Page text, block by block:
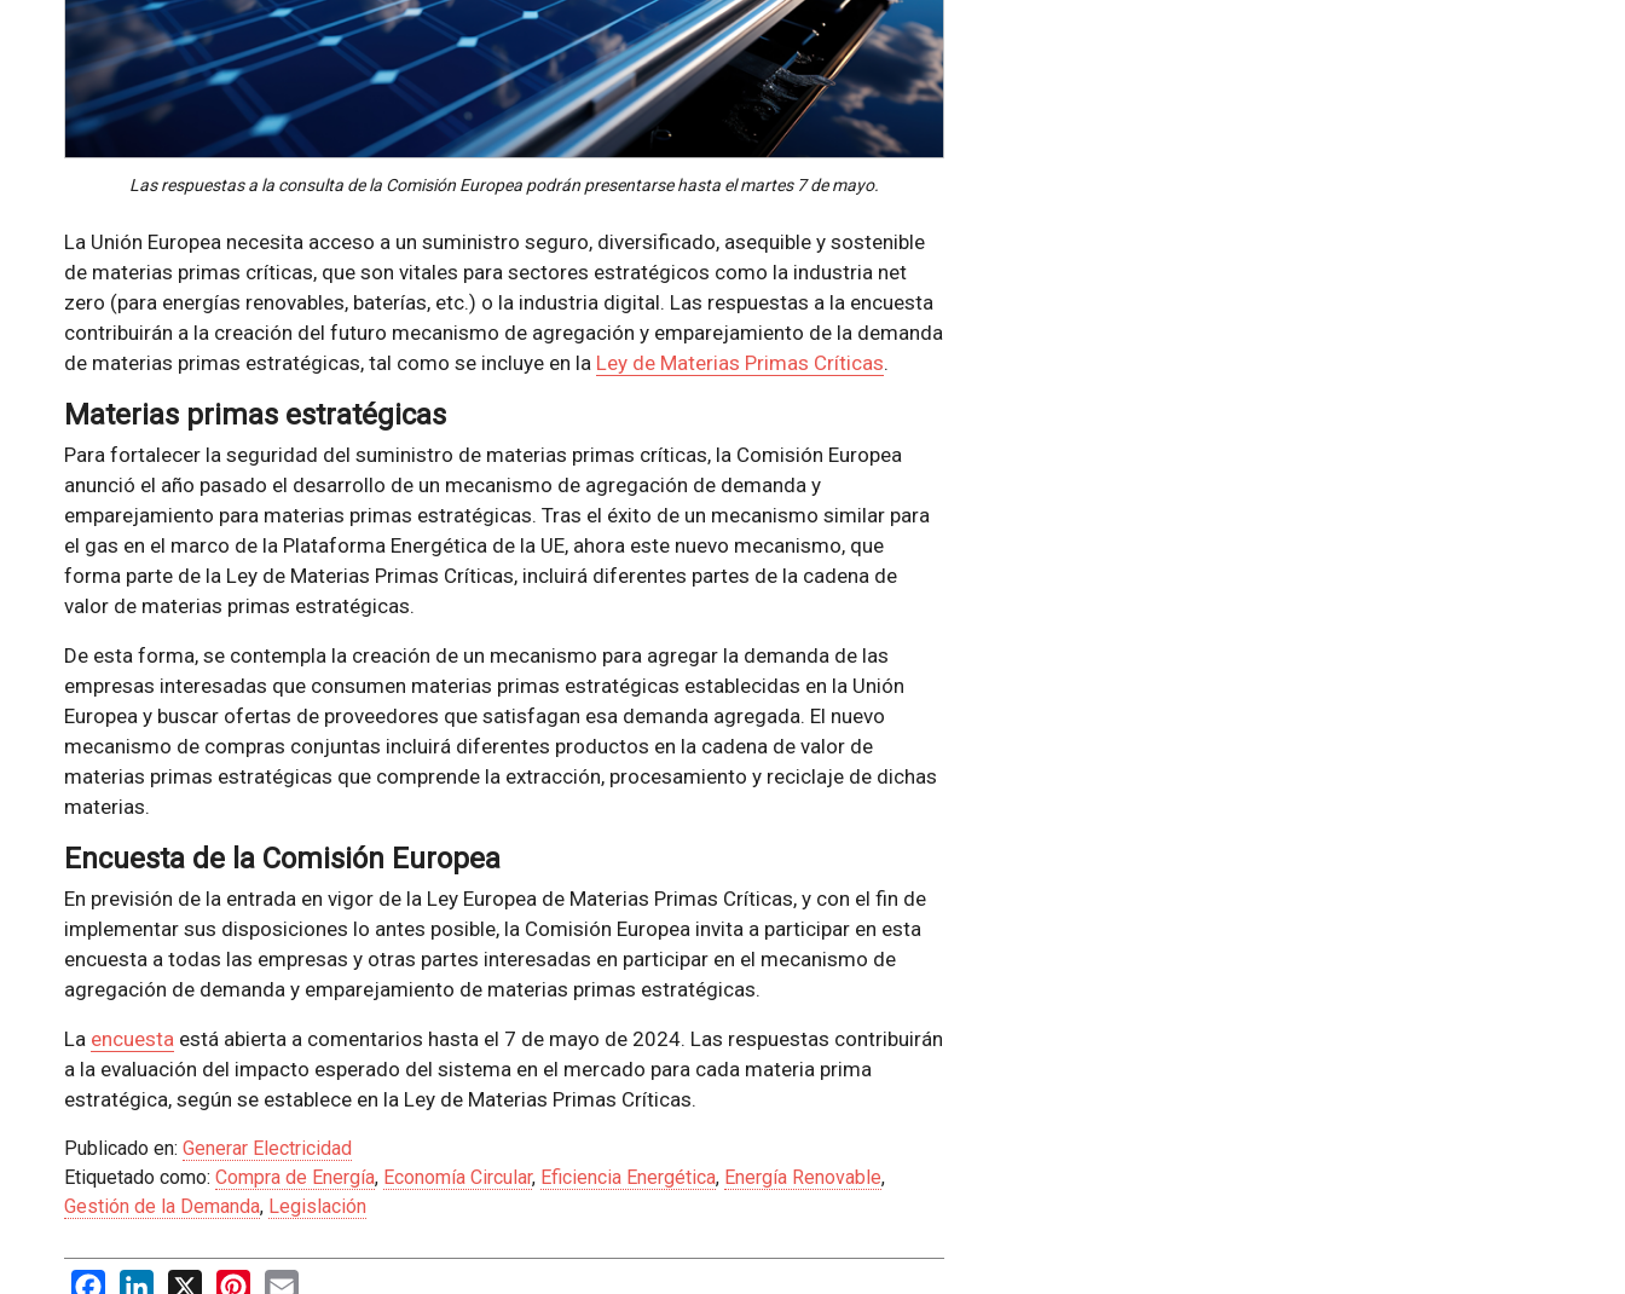
Las respuestas a la consulta de la Comisión Europea podrán presentarse hasta el martes 7 de mayo.
La Unión Europea necesita acceso a un suministro seguro, diversificado, asequible y sostenible
de materias primas críticas, que son vitales para sectores estratégicos como la industria net
zero (para energías renovables, baterías, etc.) o la industria digital. Las respuestas a la encuesta
contribuirán a la creación del futuro mecanismo de agregación y emparejamiento de la demanda
de materias primas estratégicas, tal como se incluye en la Ley de Materias Primas Críticas.
Materias primas estratégicas
Para fortalecer la seguridad del suministro de materias primas críticas, la Comisión Europea
anunció el año pasado el desarrollo de un mecanismo de agregación de demanda y
emparejamiento para materias primas estratégicas. Tras el éxito de un mecanismo similar para
el gas en el marco de la Plataforma Energética de la UE, ahora este nuevo mecanismo, que
forma parte de la Ley de Materias Primas Críticas, incluirá diferentes partes de la cadena de
valor de materias primas estratégicas.
De esta forma, se contempla la creación de un mecanismo para agregar la demanda de las
empresas interesadas que consumen materias primas estratégicas establecidas en la Unión
Europea y buscar ofertas de proveedores que satisfagan esa demanda agregada. El nuevo
mecanismo de compras conjuntas incluirá diferentes productos en la cadena de valor de
materias primas estratégicas que comprende la extracción, procesamiento y reciclaje de dichas
materias.
Encuesta de la Comisión Europea
En previsión de la entrada en vigor de la Ley Europea de Materias Primas Críticas, y con el fin de
implementar sus disposiciones lo antes posible, la Comisión Europea invita a participar en esta
encuesta a todas las empresas y otras partes interesadas en participar en el mecanismo de
agregación de demanda y emparejamiento de materias primas estratégicas.
La encuesta está abierta a comentarios hasta el 7 de mayo de 2024. Las respuestas contribuirán
a la evaluación del impacto esperado del sistema en el mercado para cada materia prima
estratégica, según se establece en la Ley de Materias Primas Críticas.
Publicado en: Generar Electricidad
Etiquetado como: Compra de Energía, Economía Circular, Eficiencia Energética, Energía Renovable,
Gestión de la Demanda, Legislación
FacebookLinkedIn
X PinterestEmail